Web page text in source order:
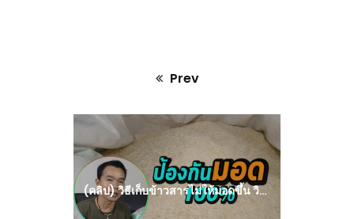
Prev
(คลิป) วิธีเก็บข้าวสารไม่ให้มอดขึ้น วิธีนี้ป้องกันมอดได้ 100 % : วีดีโอ เกษตร